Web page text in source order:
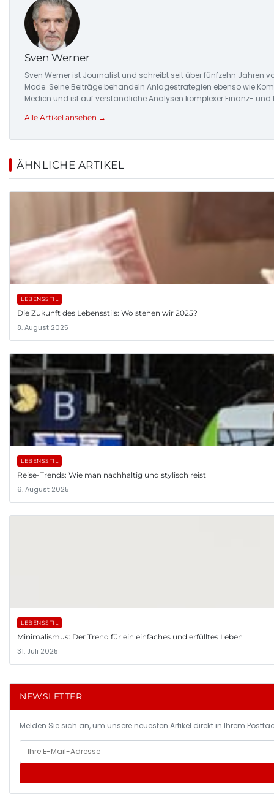
Sven Werner
Sven Werner ist Journalist und schreibt seit über fünfzehn
Mode. Seine Beiträge behandeln Anlagestrategien ebenso wie
Medien und ist auf verständliche Analysen komplexer Finanz-
Alle Artikel ansehen →
ÄHNLICHE ARTIKEL
LEBENSSTIL
Die Zukunft des Lebensstils: Wo stehen wir 2025?
8. August 2025
LEBENSSTIL
Reise-Trends: Wie man nachhaltig und stylisch reist
6. August 2025
LEBENSSTIL
Minimalismus: Der Trend für ein einfaches und erfülltes Leben
31. Juli 2025
NEWSLETTER
Melden Sie sich an, um unsere neuesten Artikel direkt in Ihrem